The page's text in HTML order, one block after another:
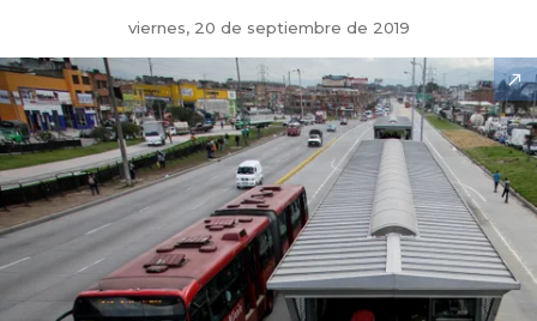
viernes, 20 de septiembre de 2019